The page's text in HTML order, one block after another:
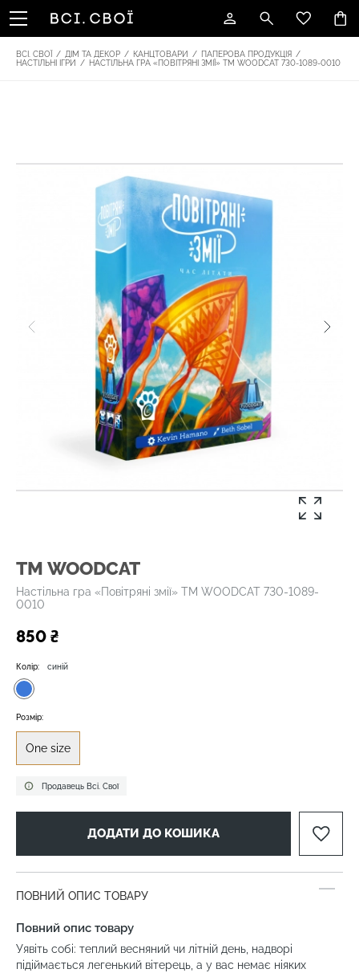
ВСІ. СВОЇ / ДІМ ТА ДЕКОР / КАНЦТОВАРИ / ПАПЕРОВА ПРОДУКЦІЯ
/
НАСТІЛЬНІ ІГРИ
/ НАСТІЛЬНА ГРА «ПОВІТРЯНІ ЗМІЇ» ТМ WOODCAT 730-1089-0010
ТМ WOODCAT
Настільна гра «Повітряні змії» ТМ WOODCAT 730-1089-
0010
850 ₴
Продавець Всі. Свої
Колір: синій
Розмір:
One size
ДОДАТИ ДО КОШИКА
ПОВНИЙ ОПИС ТОВАРУ
Повний опис товару
Уявіть собі: теплий весняний чи літній день, надворі
підіймається легенький вітерець, а у вас немає ніяких